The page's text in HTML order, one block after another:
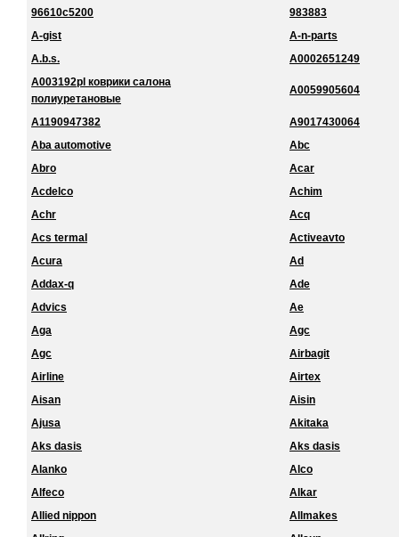
96610c5200
983883
A-gist
A-n-parts
A.b.s.
A0002651249
A003192pl коврики салона
полиуретановые
A0059905604
A1190947382
A9017430064
Aba automotive
Abc
Abro
Acar
Acdelco
Achim
Achr
Acq
Acs termal
Activeavto
Acura
Ad
Addax-q
Ade
Advics
Ae
Aga
Agc
Agc
Airbagit
Airline
Airtex
Aisan
Aisin
Ajusa
Akitaka
Aks dasis
Aks dasis
Alanko
Alco
Alfeco
Alkar
Allied nippon
Allmakes